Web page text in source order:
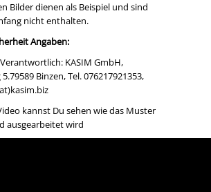
Bilder dienen als Beispiel und sind
nicht enthalten.
Angaben:
KASIM GmbH,
Binzen, Tel. 076217921353,
kannst Du sehen wie das Muster
ausgearbeitet wird